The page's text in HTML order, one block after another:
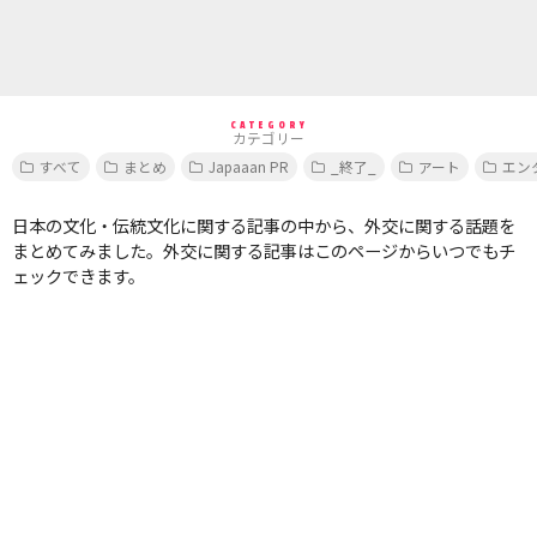
CATEGORY
カテゴリー
すべて
まとめ Japaaan PR _終了_ アート エン
日本の文化・伝統文化に関する記事の中から、外交に関する話題を
まとめてみました。外交に関する記事はこのページからいつでもチ
ェックできます。